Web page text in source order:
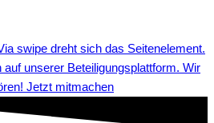
auf unserer Beteiligungsplattform. Wir
Jetzt mitmachen